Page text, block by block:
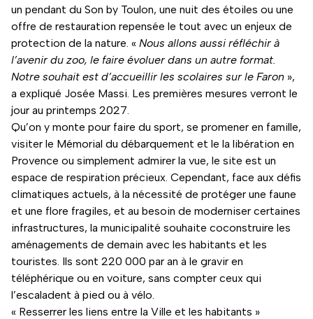
un pendant du Son by Toulon, une nuit des étoiles ou une
offre de restauration repensée le tout avec un enjeux de
protection de la nature. « Nous allons aussi réfléchir à
l’avenir du zoo, le faire évoluer dans un autre format.
Notre souhait est d’accueillir les scolaires sur le Faron »,
a expliqué Josée Massi. Les premières mesures verront le
jour au printemps 2027.
Qu’on y monte pour faire du sport, se promener en famille,
visiter le Mémorial du débarquement et le la libération en
Provence ou simplement admirer la vue, le site est un
espace de respiration précieux. Cependant, face aux défis
climatiques actuels, à la nécessité de protéger une faune
et une flore fragiles, et au besoin de moderniser certaines
infrastructures, la municipalité souhaite coconstruire les
aménagements de demain avec les habitants et les
touristes. Ils sont 220 000 par an à le gravir en
téléphérique ou en voiture, sans compter ceux qui
l’escaladent à pied ou à vélo.
« Resserrer les liens entre la Ville et les habitants »